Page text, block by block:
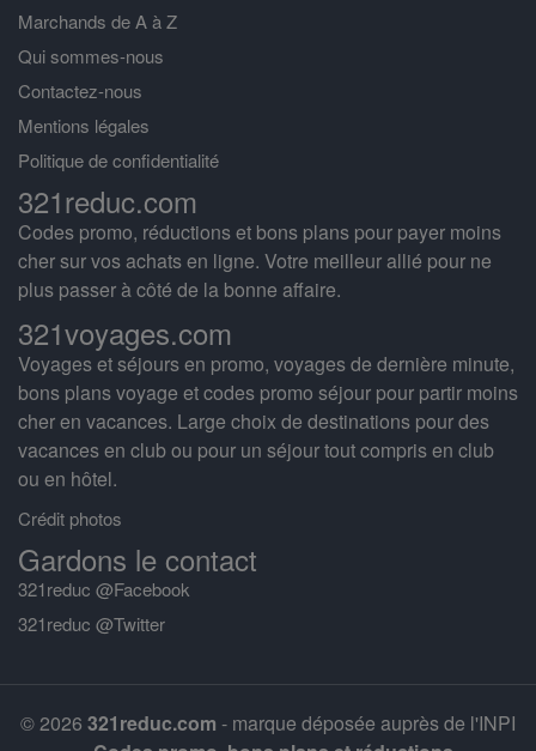
Marchands de A à Z
Qui sommes-nous
Contactez-nous
Mentions légales
Politique de confidentialité
321reduc.com
Codes promo, réductions et bons plans pour payer moins
cher sur vos achats en ligne. Votre meilleur allié pour ne
plus passer à côté de la bonne affaire.
321voyages.com
Voyages et séjours en promo, voyages de dernière minute,
bons plans voyage et codes promo séjour pour partir moins
cher en vacances. Large choix de destinations pour des
vacances en club ou pour un séjour tout compris en club
ou en hôtel.
Crédit photos
Gardons le contact
321reduc @Facebook
321reduc @Twitter
© 2026 321reduc.com - marque déposée auprès de l'INPI